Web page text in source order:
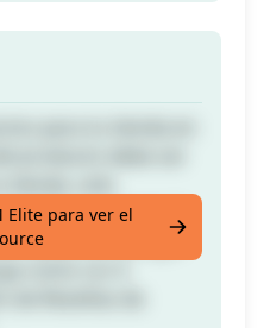
producto 1.
cálculo de Google
Elite para ver el